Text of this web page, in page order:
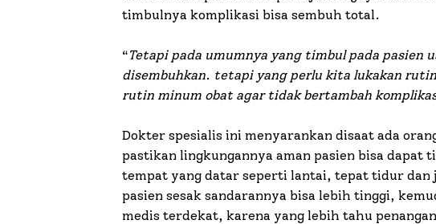
timbulnya komplikasi bisa sembuh total.
“Tetapi pada umumnya yang timbul pada pasien
disembuhkan. tetapi yang perlu kita lukakan
rutin minum obat agar tidak bertambah
Dokter spesialis ini menyarankan disaat ada
pastikan lingkungannya aman pasien bisa dapat
tempat yang datar seperti lantai, tepat tidur dan
pasien sesak sandarannya bisa lebih tinggi,
medis terdekat, karena yang lebih tahu